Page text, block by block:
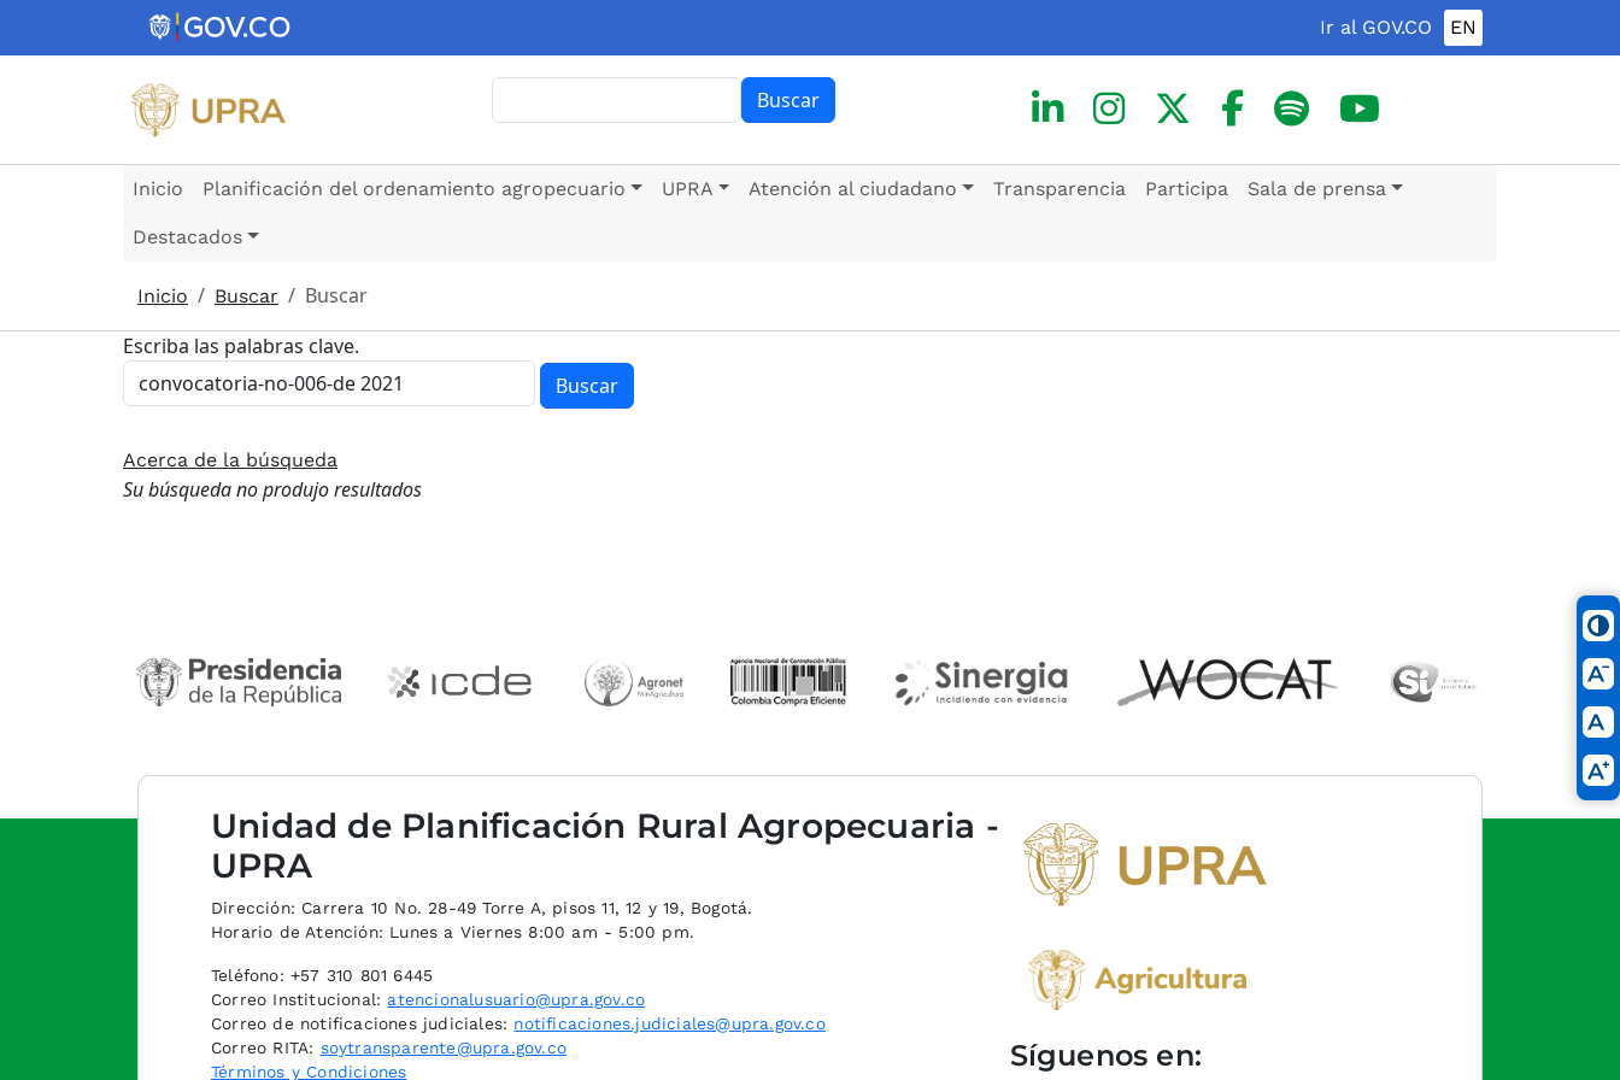
Pasar al contenido principal
Ir al GOV.CO EN
Buscar
Inicio Planificación del ordenamiento agropecuario UPRA Atención al ciudadano Transparencia Participa Sala de prensa
Destacados
Inicio Buscar
Buscar
Escriba las palabras clave.
Buscar
Acerca de la búsqueda
Su búsqueda no produjo resultados
Unidad de Planificación Rural Agropecuaria -
UPRA
Dirección: Carrera 10 No. 28-49 Torre A, pisos 11, 12 y 19, Bogotá.
Horario de Atención: Lunes a Viernes 8:00 am - 5:00 pm.
Teléfono: +57 310 801 6445
Correo Institucional:atencionalusuario@upra.gov.co
Correo de notificaciones judiciales: notificaciones.judiciales@upra.gov.co
Correo RITA: soytransparente@upra.gov.co
Términos y Condiciones
Síguenos en: